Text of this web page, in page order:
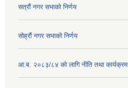
सत्रौं नगर सभाको निर्णय
सोह्रौं नगर सभाको निर्णय
आ.ब. २०८३/८४ को लागि नीति तथा कार्यक्रम